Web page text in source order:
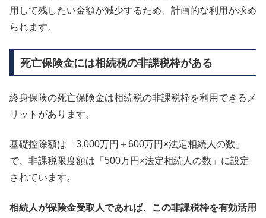
用して残したい金額が減少するため、計画的な利用が求め
られます。
死亡保険金には相続税の非課税枠がある
終身保険の死亡保険金は相続税の非課税枠を利用できるメ
リットがあります。
基礎控除額は「3,000万円＋600万円×法定相続人の数」
で、非課税限度額は「500万円×法定相続人の数」に設定
されています。
相続人が保険金受取人であれば、この非課税枠を有効活用